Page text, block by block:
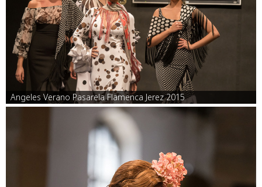
Angeles Verano Pasarela Flamenca Jerez 2015